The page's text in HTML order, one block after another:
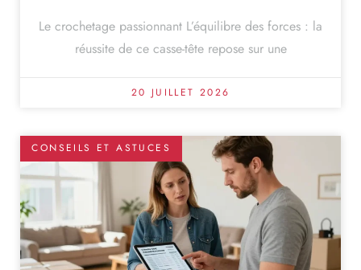
Le crochetage passionnant L’équilibre des forces : la
réussite de ce casse-tête repose sur une
20 JUILLET 2026
CONSEILS ET ASTUCES